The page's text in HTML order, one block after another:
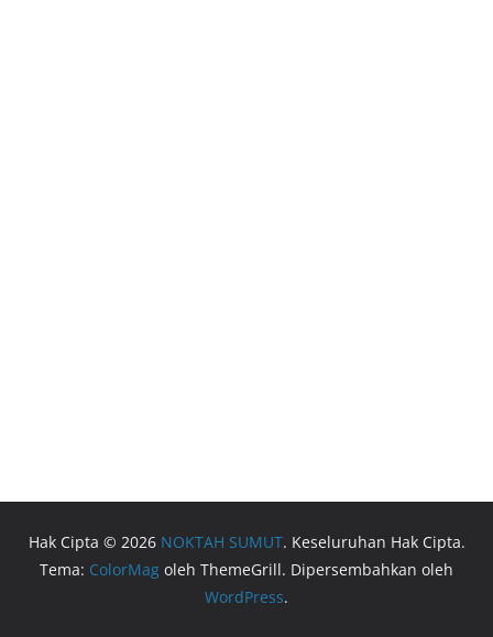
Hak Cipta © 2026 NOKTAH SUMUT. Keseluruhan Hak Cipta.
Tema: ColorMag oleh ThemeGrill. Dipersembahkan oleh
WordPress.